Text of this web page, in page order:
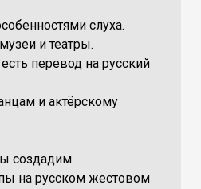
слуха.
и театры.
перевод на русский
и актёрскому
создадим
на русском жестовом